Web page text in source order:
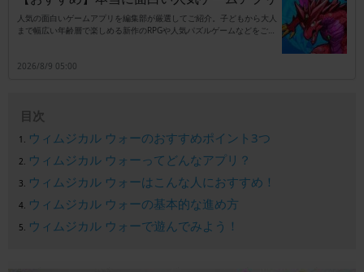
人気の面白いゲームアプリを編集部が厳選してご紹介。子どもから大人
まで幅広い年齢層で楽しめる新作のRPGや人気パズルゲームなどをご紹
2026/8/9 05:00
目次
ウィムジカル ウォーのおすすめポイント3つ
ウィムジカル ウォーってどんなアプリ？
ウィムジカル ウォーはこんな人におすすめ！
ウィムジカル ウォーの基本的な進め方
ウィムジカル ウォーで遊んでみよう！